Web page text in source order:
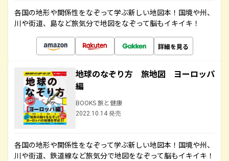
各国の地形や関係性をなぞって学ぶ新しい地図本！国境や州、
川や街道、島など旅気分で地図をなぞって脳もイキイキ！
詳細を見る
地球のなぞり方 旅地図 ヨーロッパ
編
BOOKS 旅と健康
2022.10.14 発売
各国の地形や関係性をなぞって学ぶ新しい地図本！国境や州、
川や街道、鉄道線など旅気分で地図をなぞって脳もイキイキ！